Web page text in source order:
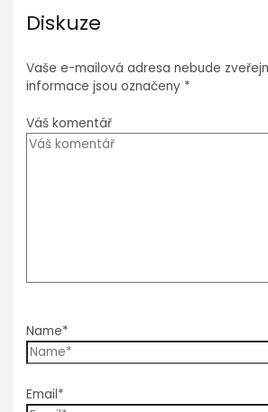
Diskuze
Vaše e-mailová adresa nebude
informace jsou označeny *
Váš komentář
Name*
Email*